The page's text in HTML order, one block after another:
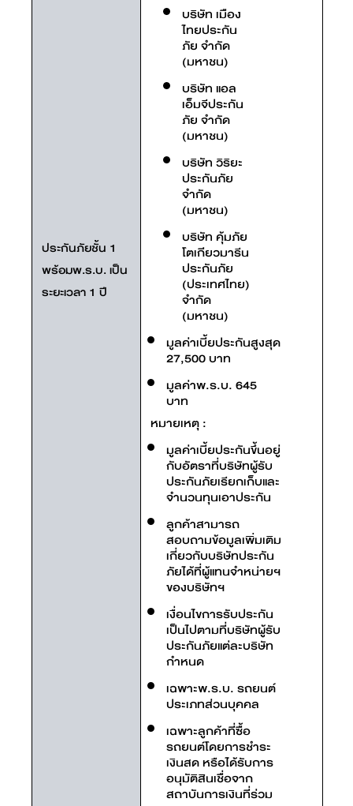
ประกันภัยชั้น 1
พร้อมพ.ร.บ. เป็น
ระยะเวลา 1 ปี
บริษัท เมือง
ไทยประกัน
ภัย จำกัด
(มหาชน)
บริษัท แอล
เอ็มจีประกัน
ภัย จำกัด
(มหาชน)
บริษัท วิริยะ
ประกันภัย
จำกัด
(มหาชน)
บริษัท คุ้มภัย
โตเกียวมารีน
ประกันภัย
(ประเทศไทย)
จำกัด
(มหาชน)
มูลค่าเบี้ยประกันสูงสุด
27,500 บาท
มูลค่าพ.ร.บ. 645
บาท
หมายเหตุ :
มูลค่าเบี้ยประกันขึ้นอยู่
กับอัตราที่บริษัทผู้รับ
ประกันภัยเรียกเก็บและ
จำนวนทุนเอาประกัน
ลูกค้าสามารถ
สอบถามข้อมูลเพิ่มเติม
เกี่ยวกับบริษัทประกัน
ภัยได้ที่ผู้แทนจำหน่ายฯ
ของบริษัทฯ
เงื่อนไขการรับประกัน
เป็นไปตามที่บริษัทผู้รับ
ประกันภัยแต่ละบริษัท
กำหนด
เฉพาะพ.ร.บ. รถยนต์
ประเภทส่วนบุคคล
เฉพาะลูกค้าที่ซื้อ
รถยนต์โดยการชำระ
เงินสด หรือได้รับการ
อนุมัติสินเชื่อจาก
สถาบันการเงินที่ร่วม